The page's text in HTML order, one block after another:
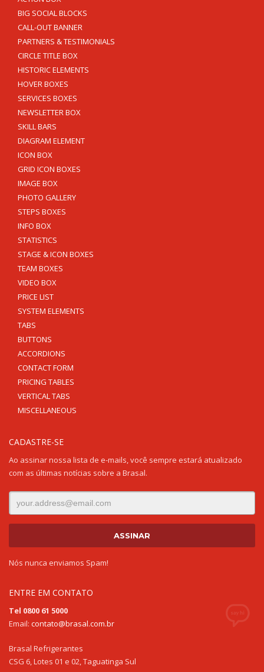
BIG SOCIAL BLOCKS
CALL-OUT BANNER
PARTNERS & TESTIMONIALS
CIRCLE TITLE BOX
HISTORIC ELEMENTS
HOVER BOXES
SERVICES BOXES
NEWSLETTER BOX
SKILL BARS
DIAGRAM ELEMENT
ICON BOX
GRID ICON BOXES
IMAGE BOX
PHOTO GALLERY
STEPS BOXES
INFO BOX
STATISTICS
STAGE & ICON BOXES
TEAM BOXES
VIDEO BOX
PRICE LIST
SYSTEM ELEMENTS
TABS
BUTTONS
ACCORDIONS
CONTACT FORM
PRICING TABLES
VERTICAL TABS
MISCELLANEOUS
CADASTRE-SE
Ao assinar nossa lista de e-mails, você sempre estará atualizado
com as últimas notícias sobre a Brasal.
Nós nunca enviamos Spam!
ENTRE EM CONTATO
Tel 0800 61 5000
Email: contato@brasal.com.br
Brasal Refrigerantes
CSG 6, Lotes 01 e 02, Taguatinga Sul